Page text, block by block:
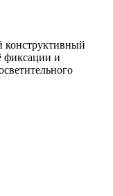
конструктивный
фиксации и